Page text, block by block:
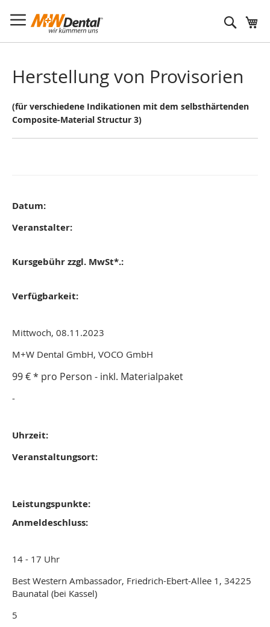
Suche
Herstellung von Provisorien
(für verschiedene Indikationen mit dem selbsthärtenden
Composite-Material Structur 3)
Datum:
Veranstalter:
Kursgebühr zzgl. MwSt*.:
Verfügbarkeit:
Mittwoch, 08.11.2023
M+W Dental GmbH, VOCO GmbH
99 € * pro Person - inkl. Materialpaket
-
Uhrzeit:
Veranstaltungsort:
Leistungspunkte:
Anmeldeschluss:
14 - 17 Uhr
Best Western Ambassador, Friedrich-Ebert-Allee 1, 34225
Baunatal (bei Kassel)
5